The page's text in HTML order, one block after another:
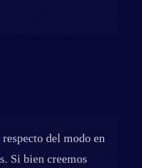
del modo en
Si bien creemos